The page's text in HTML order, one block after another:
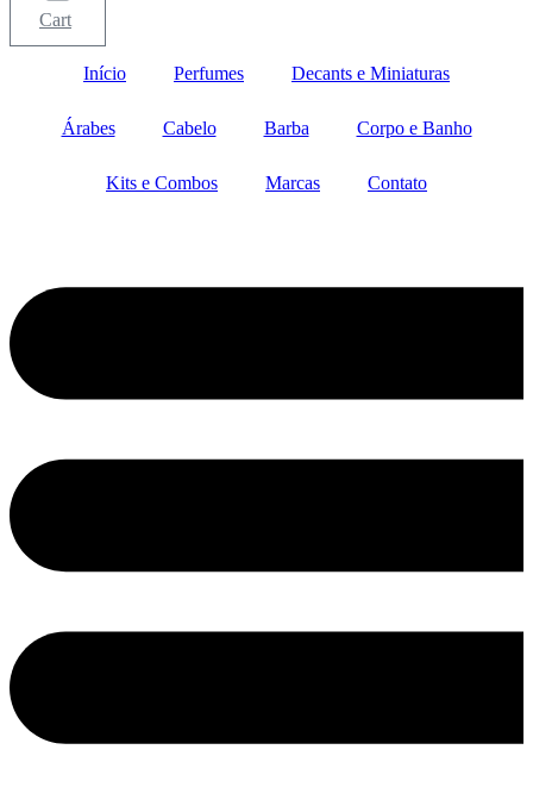
Cart
Início Perfumes Decants e Miniaturas
Árabes Cabelo Barba Corpo e Banho
Kits e Combos Marcas Contato